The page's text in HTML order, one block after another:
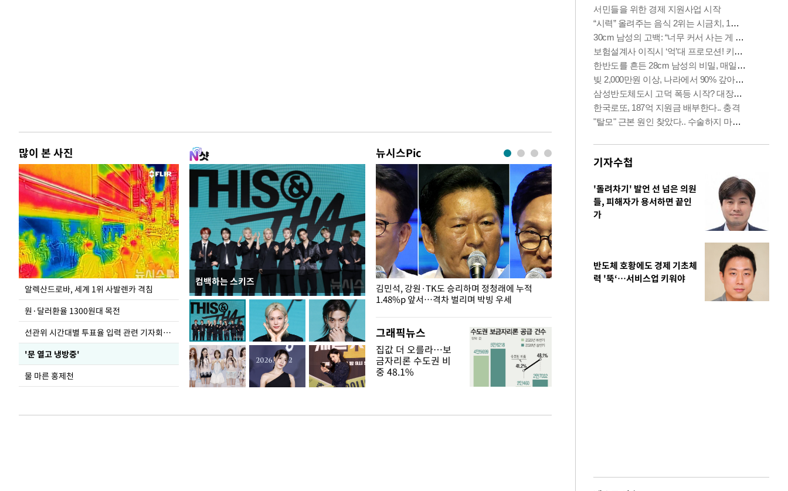
많이 본 사진
알렉산드로바, 세계 1위 사발렌카 격침
원·달러환율 1300원대 목전
선관위 시간대별 투표율 입력 관련 기자회견하는 주진우 의원
'문 열고 냉방중'
물 마른 홍제천
컴백하는 스키즈
뉴시스Pic
극한 폭염에 바닥 드러난 홍제천…물고기 떼죽음
도
김민석, 강원·TK도 승리하며 정청래에 누적
1.48%p 앞서…격차 벌리며 박빙 우세
용산·강남·서초 유휴부지까지…세제 이은 '영끌'폭염 속 주말 풍
그래픽뉴스
집값 더 오를라…보
금자리론 수도권 비
중 48.1%
기자수첩
'돌려차기' 발언 선 넘은 의원
들, 피해자가 용서하면 끝인
가
반도체 호황에도 경제 기초체
력 '뚝‘…서비스업 키워야